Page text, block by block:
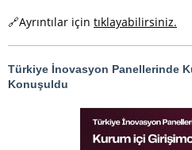
🔗Ayrıntılar için tıklayabilirsiniz.
Türkiye İnovasyon Panellerinde
Konuşuldu